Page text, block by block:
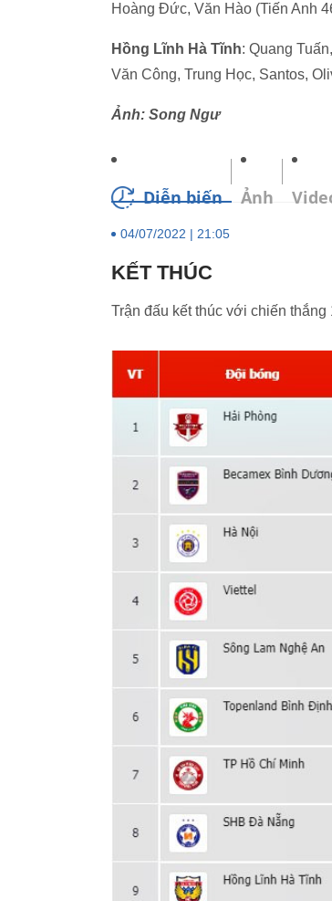
Hoàng Đức, Văn Hào (Tiến Anh
Hồng Lĩnh Hà Tĩnh: Quang
Văn Công, Trung Học, Santos,
Ảnh: Song Ngư
Diễn biến Ảnh
04/07/2022 | 21:05
KẾT THÚC
Trận đấu kết thúc với chiến